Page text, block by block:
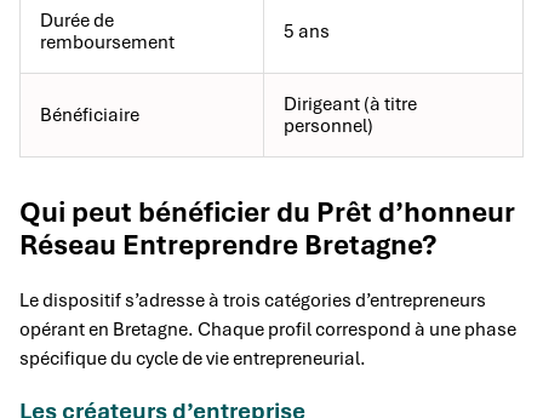
Durée de
remboursement
5 ans
Bénéficiaire
Dirigeant (à titre
personnel)
Qui peut bénéficier du Prêt d’honneur
Réseau Entreprendre Bretagne?
Le dispositif s’adresse à trois catégories d’entrepreneurs
opérant en Bretagne. Chaque profil correspond à une phase
spécifique du cycle de vie entrepreneurial.
Les créateurs d’entreprise